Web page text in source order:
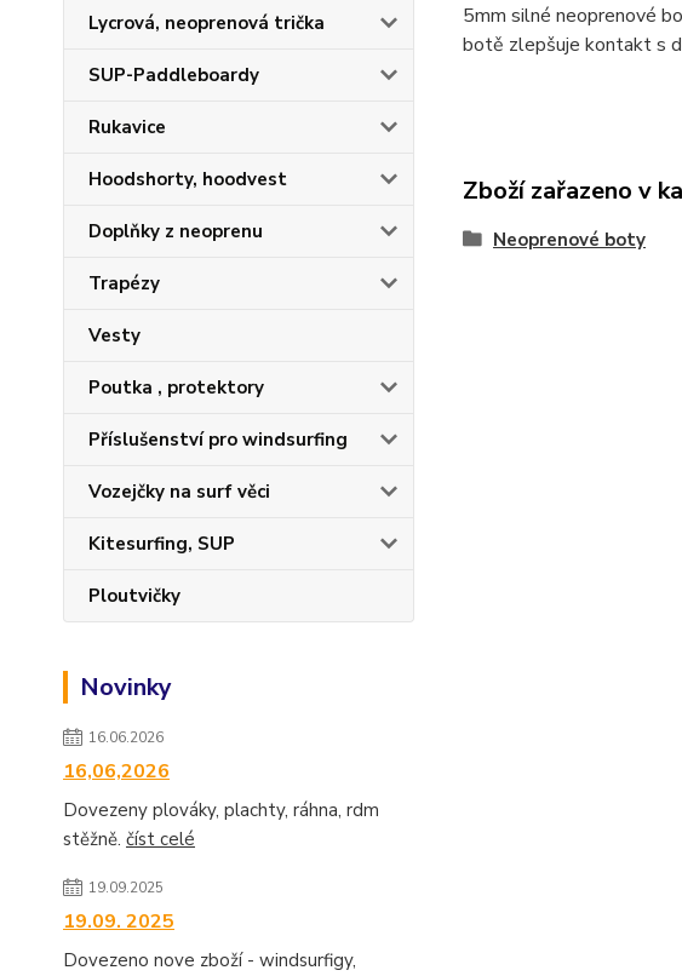
Lycrová, neoprenová trička
SUP-Paddleboardy
Rukavice
Hoodshorty, hoodvest
Doplňky z neoprenu
Trapézy
Vesty
Poutka , protektory
Příslušenství pro windsurfing
Vozejčky na surf věci
Kitesurfing, SUP
Ploutvičky
Novinky
16.06.2026
16,06,2026
Dovezeny plováky, plachty, ráhna, rdm
stěžně. číst celé
19.09.2025
19.09. 2025
Dovezeno nove zboží - windsurfigy,
5mm silné neoprenové
botě zlepšuje kontakt s
Zboží zařazeno v
Neoprenové boty